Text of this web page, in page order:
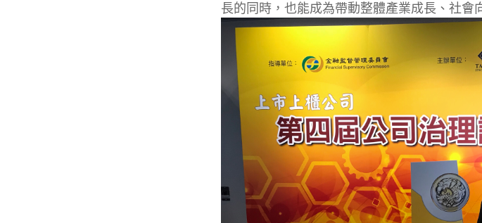
長的同時，也能成為帶動整體產業成長、社會